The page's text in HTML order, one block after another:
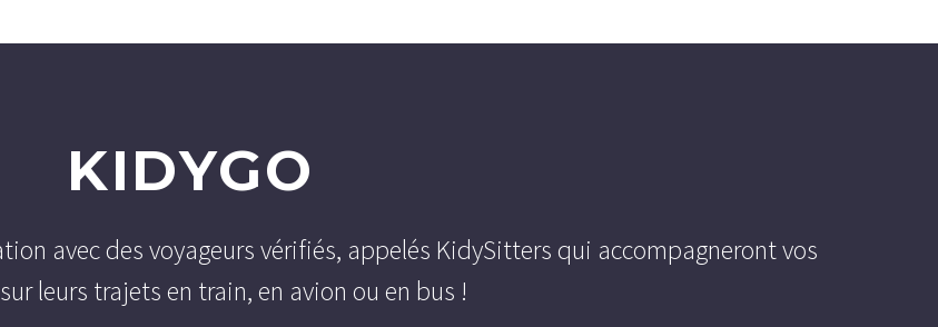
KIDYGO
avec des voyageurs vérifiés, appelés KidySitters qui accompagneront vos
leurs trajets en train, en avion ou en bus !